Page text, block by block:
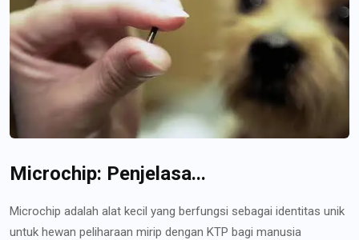
Microchip: Penjelasa...
Microchip adalah alat kecil yang berfungsi sebagai identitas unik
untuk hewan peliharaan mirip dengan KTP bagi manusia